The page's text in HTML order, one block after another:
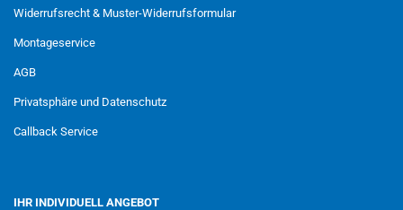
Widerrufsrecht & Muster-Widerrufsformular
Montageservice
AGB
Privatsphäre und Datenschutz
Callback Service
IHR INDIVIDUELL ANGEBOT